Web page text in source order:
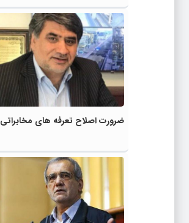
ضرورت اصلاح تعرفه های مخابراتی